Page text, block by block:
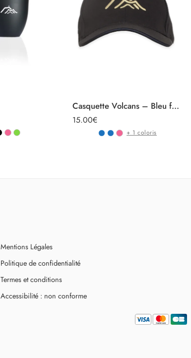
Casquette Volcans – Bleu foncé
15.00€
+ 1 coloris
Mentions Légales
Politique de confidentialité
Termes et conditions
Accessibilité : non conforme